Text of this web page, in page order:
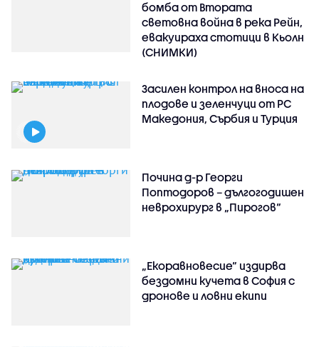
бомба от Втората
световна война в река Рейн,
евакуираха стотици в Кьолн
(СНИМКИ)
Засилен контрол на вноса на
плодове и зеленчуци от РС
Македония, Сърбия и Турция
Почина д-р Георги
Поптодоров – дългогодишен
неврохирург в „Пирогов“
„Екоравновесие“ издирва
бездомни кучета в София с
дронове и ловни екипи